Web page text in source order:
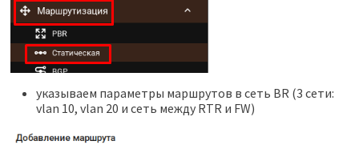
указываем параметры маршрутов в сеть BR (3 сети:
vlan 10, vlan 20 и сеть между RTR и FW)